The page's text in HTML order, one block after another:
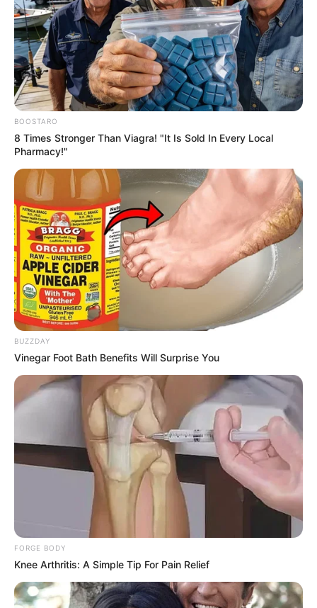
BOOSTARO
8 Times Stronger Than Viagra! "It Is Sold In Every Local
Pharmacy!"
BUZZDAY
Vinegar Foot Bath Benefits Will Surprise You
FORGE BODY
Knee Arthritis: A Simple Tip For Pain Relief